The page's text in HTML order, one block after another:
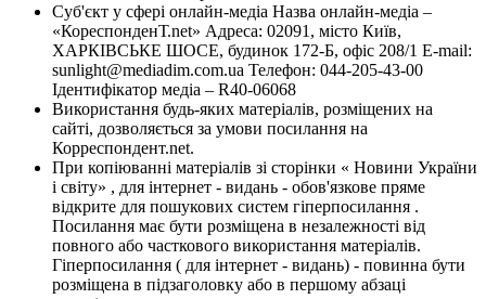
Суб'єкт у сфері онлайн-медіа Назва онлайн-медіа –
«КореспонденТ.net» Адреса: 02091, місто Київ,
ХАРКІВСЬКЕ ШОСЕ, будинок 172-Б, офіс 208/1 E-mail:
sunlight@mediadim.com.ua Телефон: 044-205-43-00
Ідентифікатор медіа – R40-06068
Використання будь-яких матеріалів, розміщених на
сайті, дозволяється за умови посилання на
Корреспондент.net.
При копіюванні матеріалів зі сторінки « Новини України
і світу» , для інтернет - видань - обов'язкове пряме
відкрите для пошукових систем гіперпосилання .
Посилання має бути розміщена в незалежності від
повного або часткового використання матеріалів.
Гіперпосилання ( для інтернет - видань) - повинна бути
розміщена в підзаголовку або в першому абзаці